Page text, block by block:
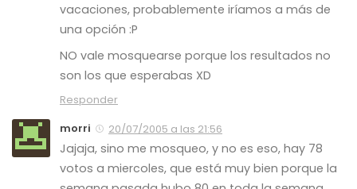
vacaciones, probablemente iríamos a más de
una opción :P
NO vale mosquearse porque los resultados no
son los que esperabas XD
Responder
morri
20/07/2005 a las 21:56
Jajaja, sino me mosqueo, y no es eso, hay 78
votos a miercoles, que está muy bien porque la